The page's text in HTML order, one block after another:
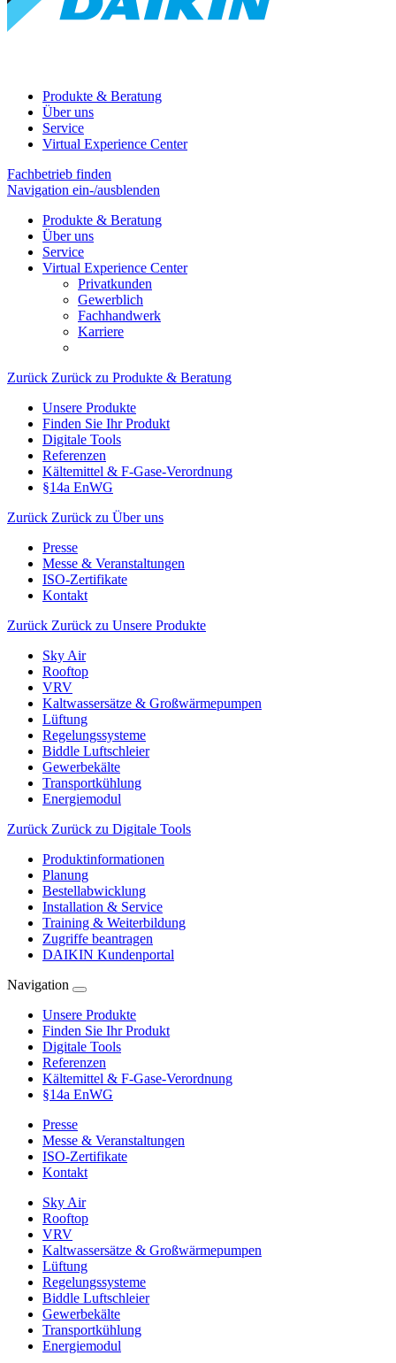
Produkte & Beratung
Über uns
Service
Virtual Experience Center
Fachbetrieb finden
Navigation ein-/ausblenden
Produkte & Beratung
Über uns
Service
Virtual Experience Center
Privatkunden
Gewerblich
Fachhandwerk
Karriere
Zurück Zurück zu Produkte & Beratung
Unsere Produkte
Finden Sie Ihr Produkt
Digitale Tools
Referenzen
Kältemittel & F-Gase-Verordnung
§14a EnWG
Zurück Zurück zu Über uns
Presse
Messe & Veranstaltungen
ISO-Zertifikate
Kontakt
Zurück Zurück zu Unsere Produkte
Sky Air
Rooftop
VRV
Kaltwassersätze & Großwärmepumpen
Lüftung
Regelungssysteme
Biddle Luftschleier
Gewerbekälte
Transportkühlung
Energiemodul
Zurück Zurück zu Digitale Tools
Produktinformationen
Planung
Bestellabwicklung
Installation & Service
Training & Weiterbildung
Zugriffe beantragen
DAIKIN Kundenportal
Navigation
Unsere Produkte
Finden Sie Ihr Produkt
Digitale Tools
Referenzen
Kältemittel & F-Gase-Verordnung
§14a EnWG
Presse
Messe & Veranstaltungen
ISO-Zertifikate
Kontakt
Sky Air
Rooftop
VRV
Kaltwassersätze & Großwärmepumpen
Lüftung
Regelungssysteme
Biddle Luftschleier
Gewerbekälte
Transportkühlung
Energiemodul